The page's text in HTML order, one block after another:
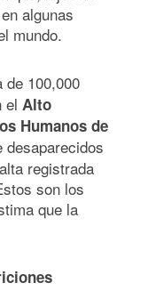
algunas
mundo.
de 100,000
el Alto
Humanos de
desaparecidos
registrada
son los
que la